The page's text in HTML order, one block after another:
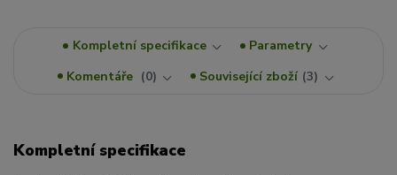
Kompletní specifikace
Parametry
Komentáře
0 Související zboží 3
Kompletní specifikace